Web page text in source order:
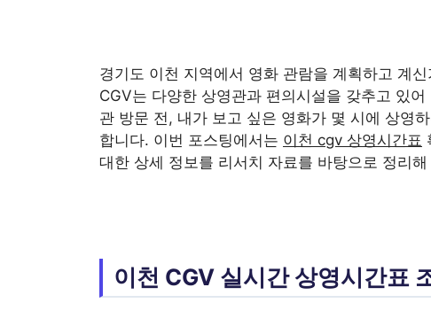
경기도 이천 지역에서 영화 관람을 계획하고 계
CGV는 다양한 상영관과 편의시설을 갖추고 있
관 방문 전, 내가 보고 싶은 영화가 몇 시에 상영
합니다. 이번 포스팅에서는 이천 cgv 상영시간표
대한 상세 정보를 리서치 자료를 바탕으로 정리
이천 CGV 실시간 상영시간표